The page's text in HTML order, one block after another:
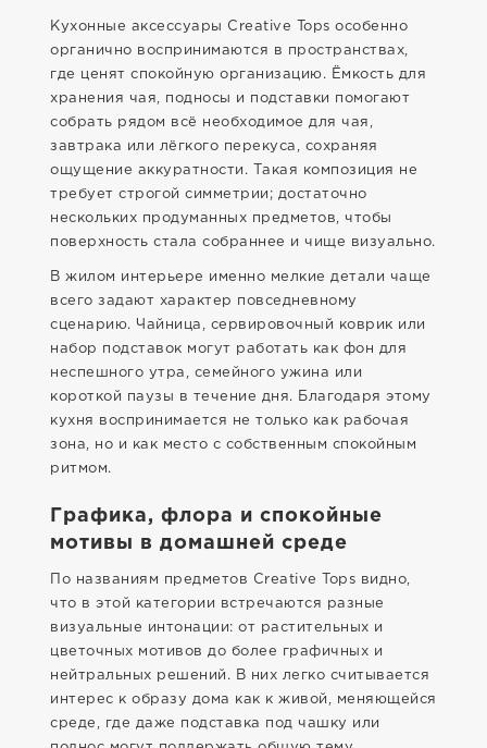
Кухонные аксессуары Creative Tops особенно
органично воспринимаются в пространствах,
где ценят спокойную организацию. Ёмкость для
хранения чая, подносы и подставки помогают
собрать рядом всё необходимое для чая,
завтрака или лёгкого перекуса, сохраняя
ощущение аккуратности. Такая композиция не
требует строгой симметрии; достаточно
нескольких продуманных предметов, чтобы
поверхность стала собраннее и чище визуально.
В жилом интерьере именно мелкие детали чаще
всего задают характер повседневному
сценарию. Чайница, сервировочный коврик или
набор подставок могут работать как фон для
неспешного утра, семейного ужина или
короткой паузы в течение дня. Благодаря этому
кухня воспринимается не только как рабочая
зона, но и как место с собственным спокойным
ритмом.
Графика, флора и спокойные
мотивы в домашней среде
По названиям предметов Creative Tops видно,
что в этой категории встречаются разные
визуальные интонации: от растительных и
цветочных мотивов до более графичных и
нейтральных решений. В них легко считывается
интерес к образу дома как к живой, меняющейся
среде, где даже подставка под чашку или